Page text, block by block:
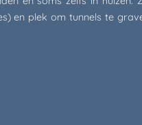
en plek om tunnels te